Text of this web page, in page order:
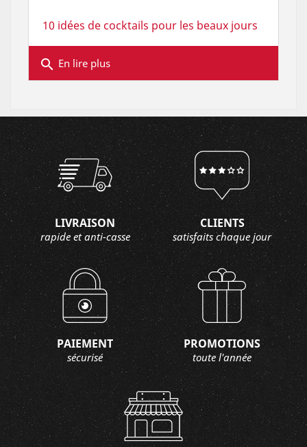
10 idées de cocktails pour les beaux jours
search En lire plus
LIVRAISON
rapide et anti-casse
CLIENTS
satisfaits chaque jour
PAIEMENT
sécurisé
PROMOTIONS
toute l'année